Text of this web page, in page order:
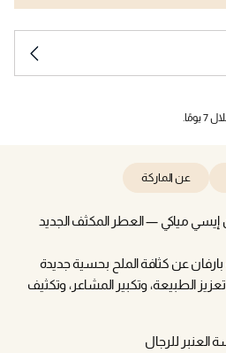
عن الماركة
مياكي — العطر المكثف الجديد
عن كثافة الملح بحسية جديدة
الطبيعة، وتكبير المشاعر، وتكثيف
للرجال